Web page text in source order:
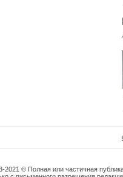
2021 © Полная или частичная